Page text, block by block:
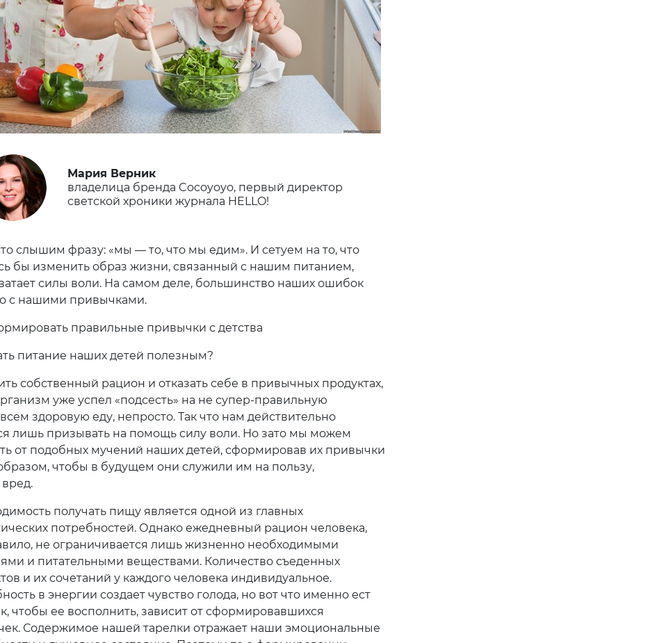
Мария Верник
владелица бренда Cocoyoyo, первый директор
светской хроники журнала HELLO!
слышим фразу: «мы — то, что мы едим». И сетуем на то, что
бы изменить образ жизни, связанный с нашим питанием,
силы воли. На самом деле, большинство наших ошибок
с нашими привычками.
правильные привычки с детства
питание наших детей полезным?
собственный рацион и отказать себе в привычных продуктах,
уже успел «подсесть» на не супер-правильную
здоровую еду, непросто. Так что нам действительно
лишь призывать на помощь силу воли. Но зато мы можем
от подобных мучений наших детей, сформировав их привычки
чтобы в будущем они служили им на пользу,
получать пищу является одной из главных
потребностей. Однако ежедневный рацион человека,
не ограничивается лишь жизненно необходимыми
и питательными веществами. Количество cъеденных
и их сочетаний у каждого человека индивидуальное.
в энергии создает чувство голода, но вот что именно ест
чтобы ее восполнить, зависит от сформировавшихся
Содержимое нашей тарелки отражает наши эмоциональные